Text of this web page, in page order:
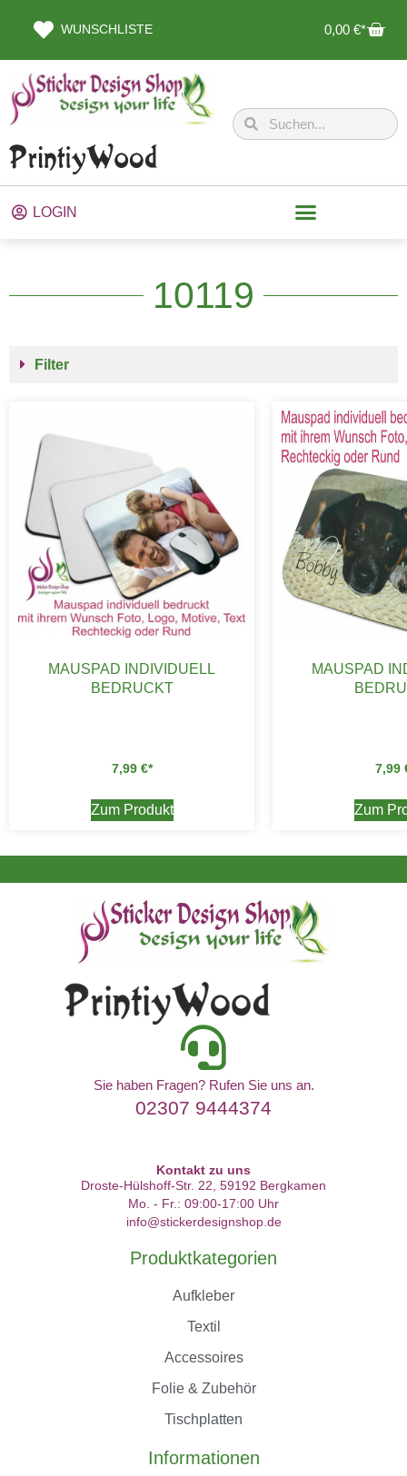
WUNSCHLISTE 0,00 €
LOGIN
10119
Filter
MAUSPAD INDIVIDUELL
BEDRUCKT
7,99 €
Zum Produkt
MAUSPAD
7,99
Zum
Sie haben Fragen? Rufen Sie uns an.
02307 9444374
Kontakt zu uns
Droste-Hülshoff-Str. 22, 59192 Bergkamen
Mo. - Fr.: 09:00-17:00 Uhr
info@stickerdesignshop.de
Produktkategorien
Aufkleber
Textil
Accessoires
Folie & Zubehör
Tischplatten
Informationen